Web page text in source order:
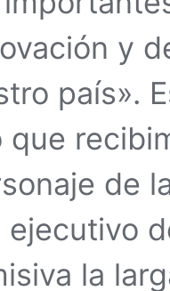
y
país».
que
de
la